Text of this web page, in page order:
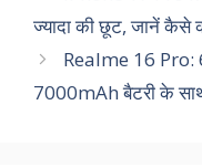
ज्यादा की छूट, जानें कैसे
Realme 16 Pro:
7000mAh बैटरी के